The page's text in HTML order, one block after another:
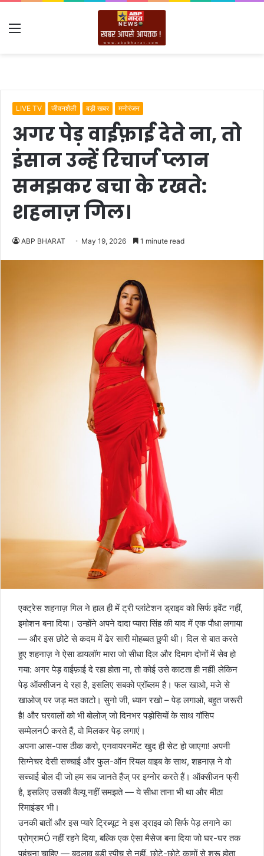
Menu
LIVE TV जीवनशैली बड़ी खबर मनोरंजन
अगर पेड़ वाईफ़ाई देते ना, तो
इंसान उन्हें रिचार्ज प्लान
समझकर बचा के रखते:
शहनाज़ गिल।
ABP BHARAT May 19, 2026 1 minute read
एक्ट्रेस शहनाज़ गिल ने हाल ही में ट्री प्लांटेशन ड्राइव को सिर्फ इवेंट नहीं,
इमोशन बना दिया। उन्होंने अपने दादा प्यारा सिंह की याद में एक पौधा लगाया
— और इस छोटे से कदम में ढेर सारी मोहब्बत छुपी थी। दिल से बात करते
हुए शहनाज़ ने ऐसा डायलॉग मारा जो सीधा दिल और दिमाग दोनों में सेव हो
गया: अगर पेड़ वाईफ़ाई दे रहा होता ना, तो कोई उसे काटता ही नहीं! लेकिन
पेड़ ऑक्सीजन दे रहा है, इसलिए सबको प्रॉब्लम है। फल खाओ, मजे से
खाओज् पर जड़ मत काटो। सुनो जी, ध्यान रखो – पेड़ लगाओ, बहुत जरूरी
है! और घरवालों को भी बोलोज् जो दिनभर पड़ोसियों के साथ गॉसिप
सम्मेलनÓ करते हैं, वो मिलकर पेड़ लगाएं।
अपना आस-पास ठीक करो, एनवायरनमेंट खुद ही सेट हो जाएगा! अपनी
सिग्नेचर देसी सच्चाई और फुल-ऑन रियल वाइब के साथ, शहनाज़ ने वो
सच्चाई बोल दी जो हम सब जानते हैंज् पर इग्नोर करते हैं। ऑक्सीजन फ्री
है, इसलिए उसकी वैल्यू नहीं समझते — ये सीधा ताना भी था और मीठा
रिमाइंडर भी।
उनकी बातों और इस प्यारे ट्रिब्यूट ने इस ड्राइव को सिर्फ पेड़ लगाने का
प्रोग्रामÓ नहीं रहने दिया, बल्कि एक ऐसा मैसेज बना दिया जो घर-घर तक
पहुंचना चाहिए — बदलाव बड़ी स्पीच से नहीं, छोटे-छोटे कामों से शुरू होता